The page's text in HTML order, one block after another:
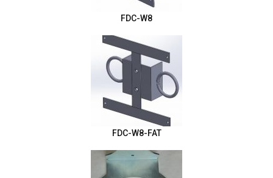
FDC-W8
FDC-W8-FAT